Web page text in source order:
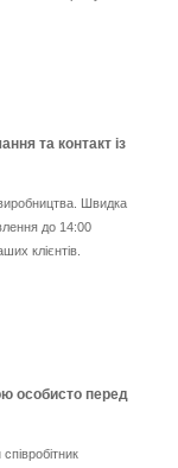
та контакт із
Швидка
до 14:00
клієнтів.
особисто перед